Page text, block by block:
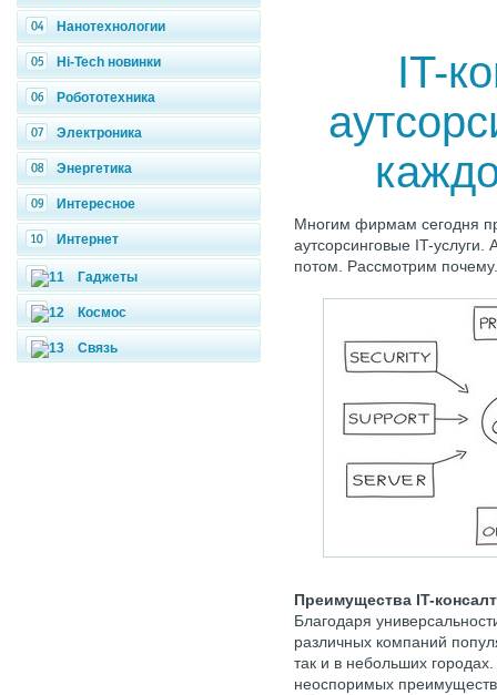
Нанотехнологии
Hi-Tech новинки
Робототехника
Электроника
Энергетика
Интересное
Интернет
Гаджеты
Космос
Связь
IT-
Многим фирмам сегодня
аутсорсинговые IT-услуги.
потом. Рассмотрим почему.
Преимущества IT-
Благодаря
различных компаний
так и в небольших
неоспоримых